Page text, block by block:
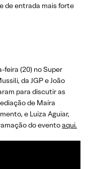
de entrada mais forte
(20) no Super
da JGP e João
para discutir as
de Maíra
e Luiza Aguiar,
do eventoaqui.